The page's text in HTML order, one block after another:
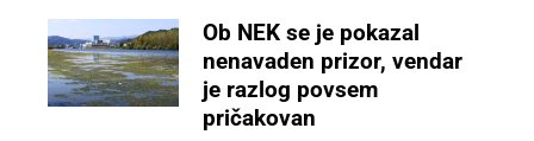
Ob NEK se je pokazal
nenavaden prizor, vendar
je razlog povsem
pričakovan